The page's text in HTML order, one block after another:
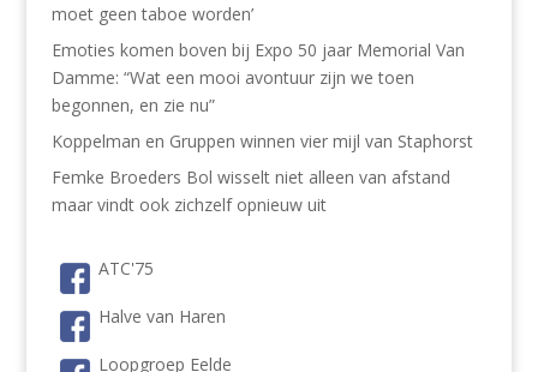
moet geen taboe worden’
Emoties komen boven bij Expo 50 jaar Memorial Van
Damme: “Wat een mooi avontuur zijn we toen
begonnen, en zie nu”
Koppelman en Gruppen winnen vier mijl van Staphorst
Femke Broeders Bol wisselt niet alleen van afstand
maar vindt ook zichzelf opnieuw uit
ATC'75
Halve van Haren
Loopgroep Eelde